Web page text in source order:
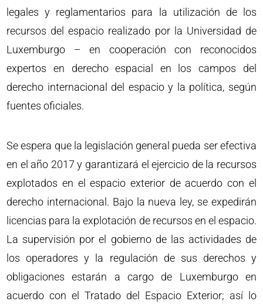
legales y reglamentarios para la utilización de los
recursos del espacio realizado por la Universidad de
Luxemburgo – en cooperación con reconocidos
expertos en derecho espacial en los campos del
derecho internacional del espacio y la política, según
fuentes oficiales.
Se espera que la legislación general pueda ser efectiva
en el año 2017 y garantizará el ejercicio de la recursos
explotados en el espacio exterior de acuerdo con el
derecho internacional. Bajo la nueva ley, se expedirán
licencias para la explotación de recursos en el espacio.
La supervisión por el gobierno de las actividades de
los operadores y la regulación de sus derechos y
obligaciones estarán a cargo de Luxemburgo en
acuerdo con el Tratado del Espacio Exterior; así lo